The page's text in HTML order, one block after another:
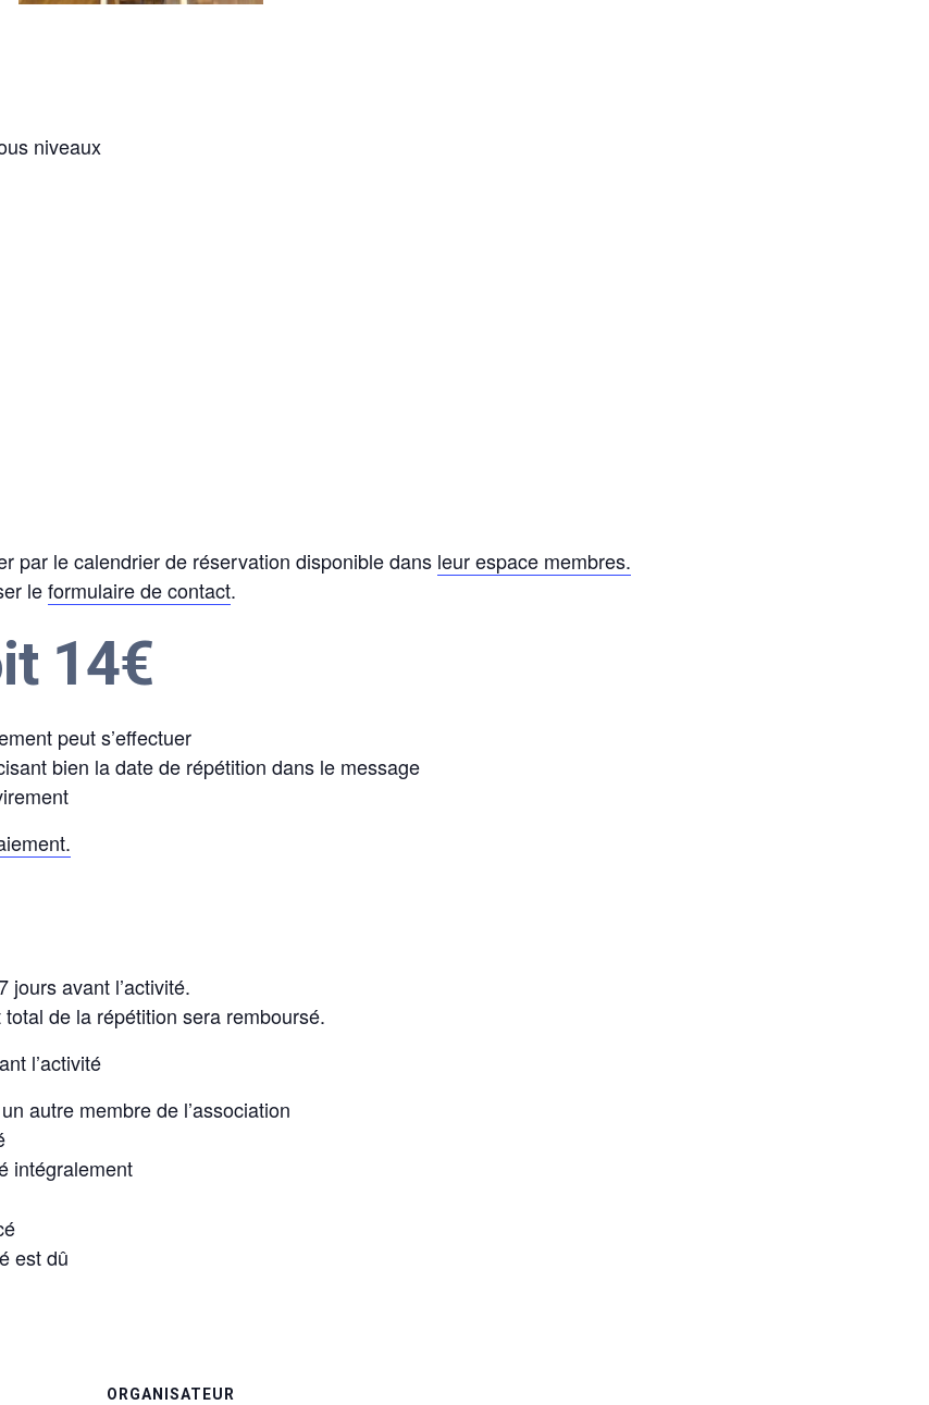
niveaux
par le calendrier de réservation disponible dans leur espace membres.
leformulaire de contact.
14€
peut s’effectuer
bien la date de répétition dans le message
jours avant l’activité.
de la répétition sera remboursé.
l’activité
autre membre de l’association
intégralement
est dû
ORGANISATEUR